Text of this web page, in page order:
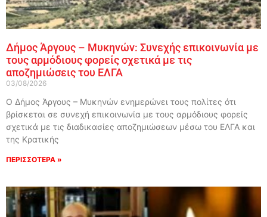
Δήμος Άργους – Μυκηνών: Συνεχής επικοινωνία με
τους αρμόδιους φορείς σχετικά με τις
αποζημιώσεις του ΕΛΓΑ
03/08/2026
Ο Δήμος Άργους – Μυκηνών ενημερώνει τους πολίτες ότι
βρίσκεται σε συνεχή επικοινωνία με τους αρμόδιους φορείς
σχετικά με τις διαδικασίες αποζημιώσεων μέσω του ΕΛΓΑ και
της Κρατικής
ΠΕΡΙΣΣΟΤΕΡΑ »